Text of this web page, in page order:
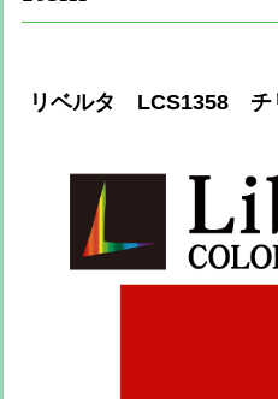
リベルタ LCS1358 チ